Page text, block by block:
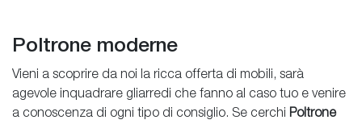
Poltrone moderne
Vieni a scoprire da noi la ricca offerta di mobili, sarà
agevole inquadrare gliarredi che fanno al caso tuo e venire
a conoscenza di ogni tipo di consiglio. Se cerchi Poltrone